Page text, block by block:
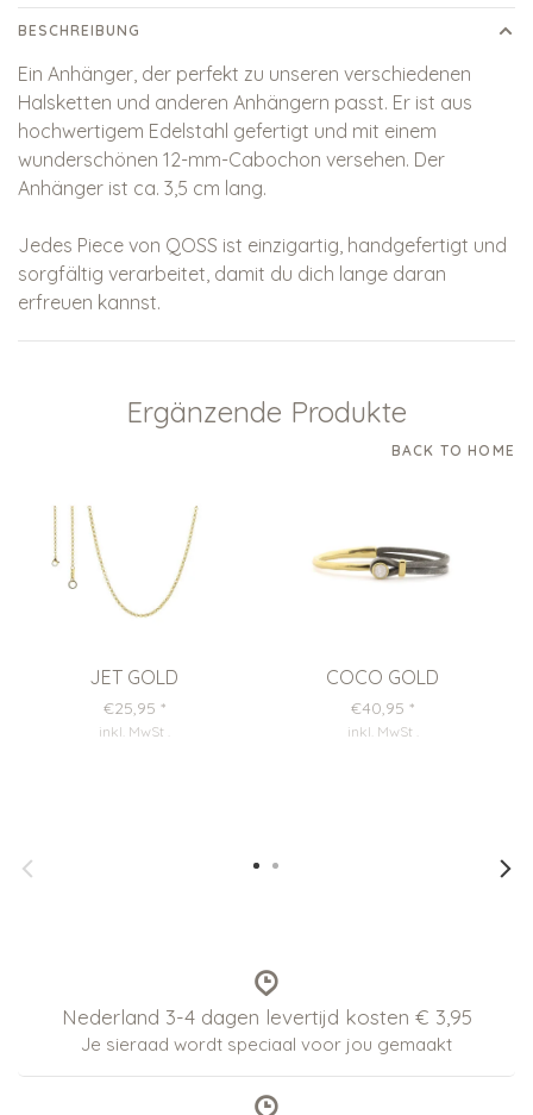
BESCHREIBUNG
Ein Anhänger, der perfekt zu unseren verschiedenen
Halsketten und anderen Anhängern passt. Er ist aus
hochwertigem Edelstahl gefertigt und mit einem
wunderschönen 12-mm-Cabochon versehen. Der
Anhänger ist ca. 3,5 cm lang.
Jedes Piece von QOSS ist einzigartig, handgefertigt und
sorgfältig verarbeitet, damit du dich lange daran
erfreuen kannst.
Ergänzende Produkte
BACK TO HOME
JET GOLD
€25,95 *
inkl. MwSt
COCO GOLD
€40,95 *
inkl. MwSt
Nederland 3-4 dagen levertijd kosten € 3,95
Je sieraad wordt speciaal voor jou gemaakt